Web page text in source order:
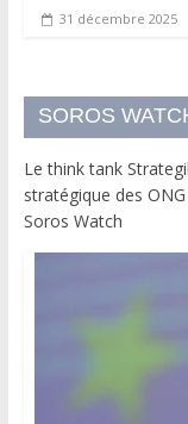
31 décembre 2025
SOROS
Le think tank
stratégique des
Soros Watch